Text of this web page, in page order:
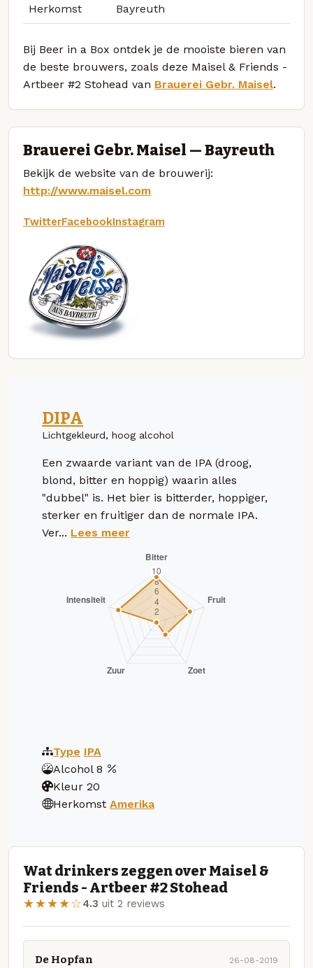
Herkomst Bayreuth
Bij Beer in a Box ontdek je de mooiste bieren van
de beste brouwers, zoals deze Maisel & Friends -
Artbeer #2 Stohead van Brauerei Gebr. Maisel.
Brauerei Gebr. Maisel — Bayreuth
Bekijk de website van de brouwerij:
http://www.maisel.com
TwitterFacebookInstagram
DIPA
Lichtgekleurd, hoog alcohol
Een zwaarde variant van de IPA (droog,
blond, bitter en hoppig) waarin alles
"dubbel" is. Het bier is bitterder, hoppiger,
sterker en fruitiger dan de normale IPA.
Ver... Lees meer
Type IPA
Alcohol 8
Kleur 20
Herkomst Amerika
Wat drinkers zeggen over Maisel &
Friends - Artbeer #2 Stohead
★★★★☆4.3 uit 2 reviews
De Hopfan 26-08-2019